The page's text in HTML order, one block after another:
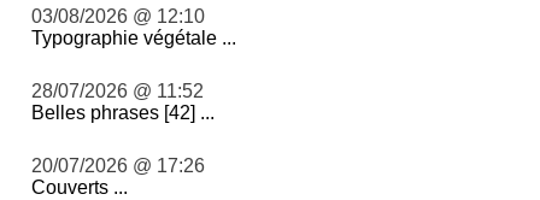
03/08/2026 @ 12:10
Typographie végétale ...
28/07/2026 @ 11:52
Belles phrases [42] ...
20/07/2026 @ 17:26
Couverts ...